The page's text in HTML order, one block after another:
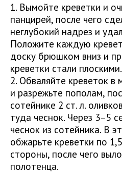
1. Вымойте креветки и
панцирей, после чего
неглубокий надрез и
Положите каждую
доску брюшком вниз и
креветки стали плоскими.
2. Обваляйте креветок в
и разрежьте пополам,
сотейнике 2 ст. л.
туда чеснок. Через 3–5
чеснок из сотейника. В
обжарьте креветки по
стороны, после чего
полотенца.